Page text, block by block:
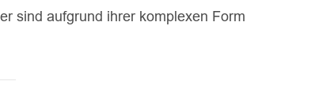
sind aufgrund ihrer komplexen Form